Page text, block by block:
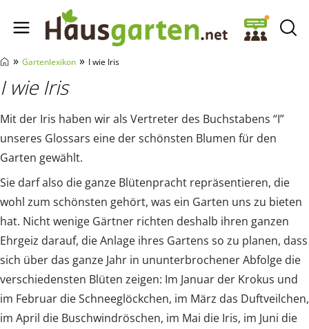
Hausgarten.net
» Gartenlexikon » I wie Iris
I wie Iris
Mit der Iris haben wir als Vertreter des Buchstabens “I”
unseres Glossars eine der schönsten Blumen für den
Garten gewählt.
Sie darf also die ganze Blütenpracht repräsentieren, die
wohl zum schönsten gehört, was ein Garten uns zu bieten
hat. Nicht wenige Gärtner richten deshalb ihren ganzen
Ehrgeiz darauf, die Anlage ihres Gartens so zu planen, dass
sich über das ganze Jahr in ununterbrochener Abfolge die
verschiedensten Blüten zeigen: Im Januar der Krokus und
im Februar die Schneeglöckchen, im März das Duftveilchen,
im April die Buschwindröschen, im Mai die Iris, im Juni die